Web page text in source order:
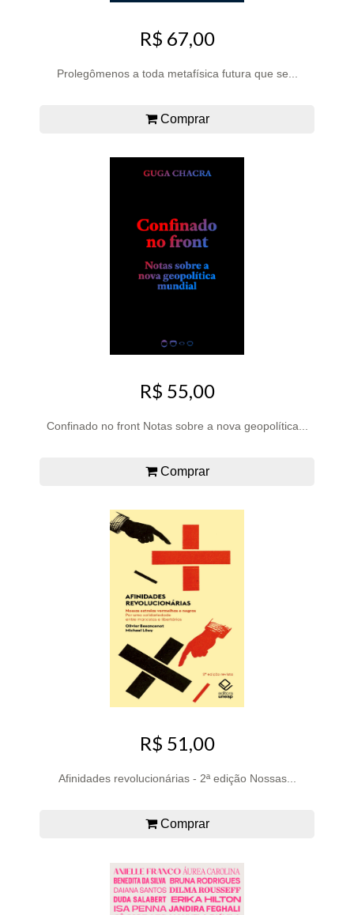
R$ 67,00
Prolegômenos a toda metafísica futura que se...
Comprar
R$ 55,00
Confinado no front Notas sobre a nova geopolítica...
Comprar
R$ 51,00
Afinidades revolucionárias - 2ª edição Nossas...
Comprar